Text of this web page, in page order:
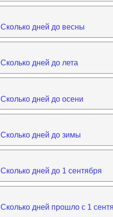
Сколько дней до весны
Сколько дней до лета
Сколько дней до осени
Сколько дней до зимы
Сколько дней до 1 сентября
Сколько дней прошло с 1